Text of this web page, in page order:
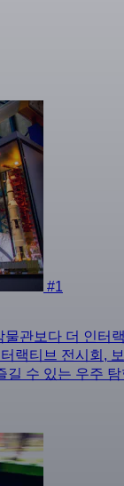
#1
관보다 더 인터
랙티브 전시회,
수 있는 우주